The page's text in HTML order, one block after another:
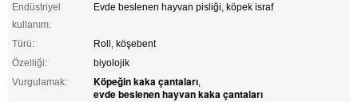
Endüstriyel
kullanım:
Evde beslenen hayvan pisliği, köpek israf
Türü:
Roll, köşebent
Özelliği:
biyolojik
Vurgulamak:
Köpeğin kaka çantaları,
evde beslenen hayvan kaka çantaları